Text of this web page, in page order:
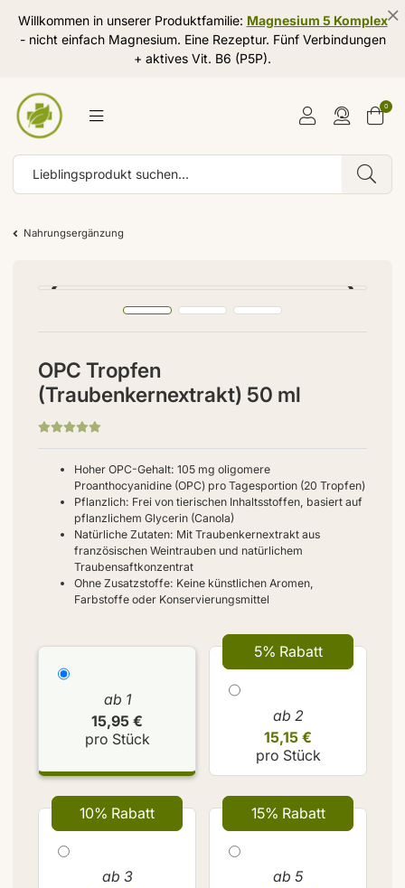
Willkommen in unserer Produktfamilie: Magnesium 5 Komplex
- nicht einfach Magnesium. Eine Rezeptur. Fünf Verbindungen
+ aktives Vit. B6 (P5P).
0
Nahrungsergänzung
OPC Tropfen
(Traubenkernextrakt) 50 ml
Hoher OPC-Gehalt: 105 mg oligomere
Proanthocyanidine (OPC) pro Tagesportion (20 Tropfen)
Pflanzlich: Frei von tierischen Inhaltsstoffen, basiert auf
pflanzlichem Glycerin (Canola)
Natürliche Zutaten: Mit Traubenkernextrakt aus
französischen Weintrauben und natürlichem
Traubensaftkonzentrat
Ohne Zusatzstoffe: Keine künstlichen Aromen,
Farbstoffe oder Konservierungsmittel
ab 1
15,95 €
pro Stück
5% Rabatt
ab 2
15,15 €
pro Stück
10% Rabatt
ab 3
15% Rabatt
ab 5